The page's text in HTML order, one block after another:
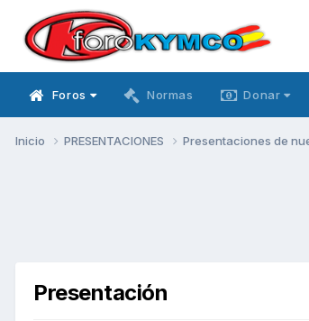
Foros Normas Donar
Inicio PRESENTACIONES Presentaciones de
Presentación